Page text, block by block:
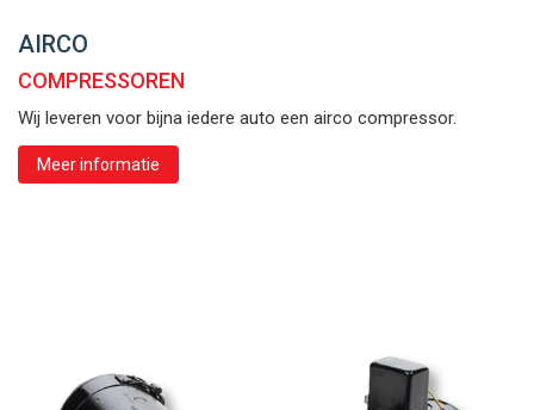
AIRCO
COMPRESSOREN
Wij leveren voor bijna iedere auto een airco compressor.
Meer informatie